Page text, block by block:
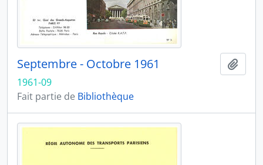
Septembre - Octobre 1961
1961-09
Fait partie de Bibliothèque